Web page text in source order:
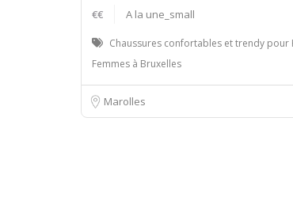
€€ A la une_small
Chaussures confortables et trendy pour
Femmes à Bruxelles
Marolles